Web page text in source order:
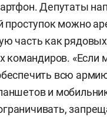
Депутаты
проступок можно
часть как
командиров. «Если
всю
и